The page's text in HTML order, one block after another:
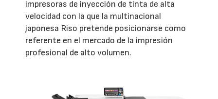
impresoras de inyección de tinta de alta
velocidad con la que la multinacional
japonesa Riso pretende posicionarse como
referente en el mercado de la impresión
profesional de alto volumen.